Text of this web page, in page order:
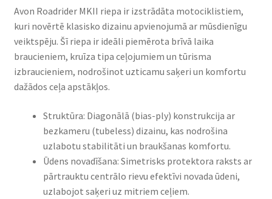
Avon Roadrider MKII riepa ir izstrādāta motociklistiem,
kuri novērtē klasisko dizainu apvienojumā ar mūsdienīgu
veiktspēju. Šī riepa ir ideāli piemērota brīvā laika
braucieniem, kruīza tipa ceļojumiem un tūrisma
izbraucieniem, nodrošinot uzticamu saķeri un komfortu
dažādos ceļa apstākļos.​
Struktūra: Diagonālā (bias-ply) konstrukcija ar
bezkameru (tubeless) dizainu, kas nodrošina
uzlabotu stabilitāti un braukšanas komfortu.​
Ūdens novadīšana: Simetrisks protektora raksts ar
pārtrauktu centrālo rievu efektīvi novada ūdeni,
uzlabojot saķeri uz mitriem ceļiem.​